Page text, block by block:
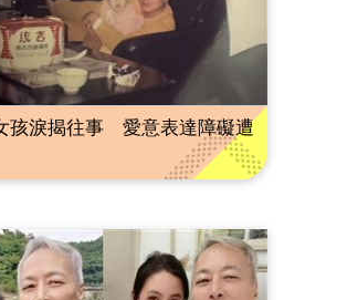
孩淚揭往事 愛意表達障礙遭